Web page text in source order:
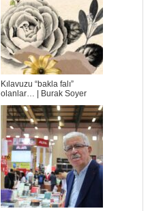
Kılavuzu “bakla falı”
olanlar… | Burak Soyer